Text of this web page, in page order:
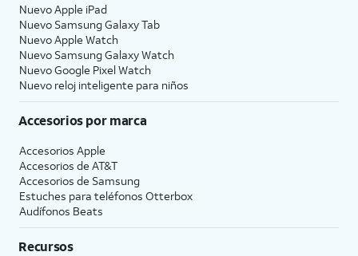
Nuevo Apple iPad
Nuevo Samsung Galaxy Tab
Nuevo Apple Watch
Nuevo Samsung Galaxy Watch
Nuevo Google Pixel Watch
Nuevo reloj inteligente para niños
Accesorios por marca
Accesorios Apple
Accesorios de AT&T
Accesorios de Samsung
Estuches para teléfonos Otterbox
Audífonos Beats
Recursos